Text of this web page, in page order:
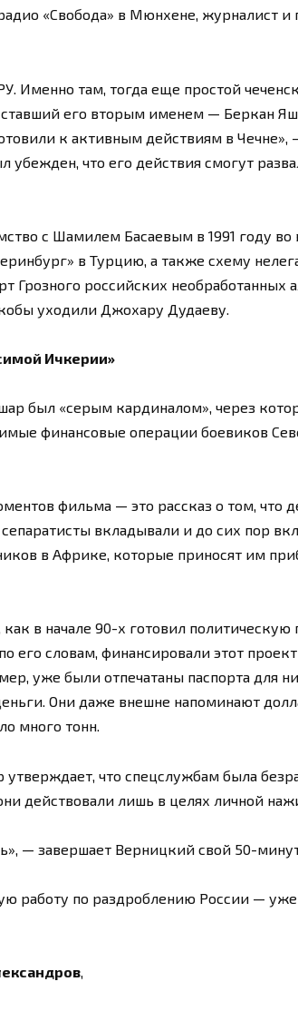
«Свобода» в Мюнхене, журналист и
Именно там, тогда еще простой
ставший его вторым именем — Беркан
к активным действиям в Чечне»,
что его действия смогут
с Шамилем Басаевым в 1991 году во
в Турцию, а также схему
Грозного российских необработанных
уходили Джохару Дудаеву.
Ичкерии»
был «серым кардиналом», через
финансовые операции боевиков
фильма — это рассказ о том, что
вкладывали и до сих пор
в Африке, которые приносят им
в начале 90-х готовил
его словам, финансировали этот
уже были отпечатаны паспорта для
Они даже внешне напоминают
много тонн.
утверждает, что спецслужбам была
действовали лишь в целях личной
— завершает Верницкий свой 50-
работу по раздроблению России —
,